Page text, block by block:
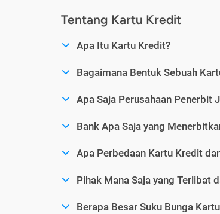
Tentang Kartu Kredit
Apa Itu Kartu Kredit?
Bagaimana Bentuk Sebuah
Apa Saja Perusahaan Penerbit
Bank Apa Saja yang
Apa Perbedaan Kartu Kredit
Pihak Mana Saja yang Terlibat
Berapa Besar Suku Bunga